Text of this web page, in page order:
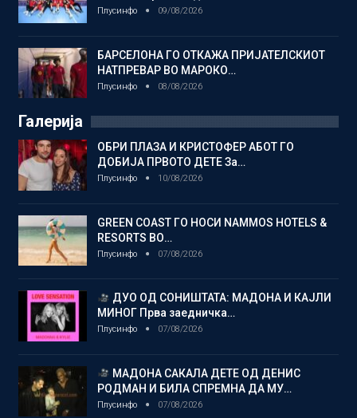
Плусинфо 09/08/2026
БАРСЕЛОНА ГО ОТКАЖА ПРИЈАТЕЛСКИОТ
НАТПРЕВАР ВО МАРОКО…
Плусинфо 08/08/2026
Галерија
ОБРИ ПЛАЗА И КРИСТОФЕР АБОТ ГО
ДОБИЈА ПРВОТО ДЕТЕ За…
Плусинфо 10/08/2026
GREEN COAST ГО НОСИ NAMMOS HOTELS &
RESORTS ВО…
Плусинфо 07/08/2026
ДУО ОД СОНИШТАТА: МАДОНА И КАЈЛИ
МИНОГ Прва заедничка…
Плусинфо 07/08/2026
МАДОНА САКАЛА ДЕТЕ ОД ДЕНИС
РОДМАН И БИЛА СПРЕМНА ДА МУ…
Плусинфо 07/08/2026